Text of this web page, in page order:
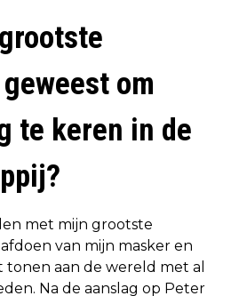
om
te keren in de
met mijn grootste
van mijn masker en
tonen aan de wereld met al
Na de aanslag op Peter